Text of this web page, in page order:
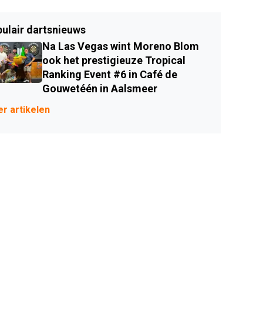
dartsnieuws
Na Las Vegas wint Moreno Blom
ook het prestigieuze Tropical
Ranking Event #6 in Café de
Gouwetéén in Aalsmeer
artikelen